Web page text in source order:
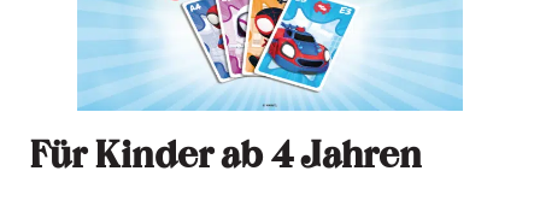
Für Kinder ab 4 Jahren